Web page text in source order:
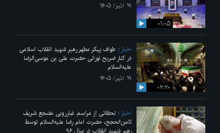
۰۱:۰۵
۱۹ /تیر/ ۱۴۰۵
۰۲:۲۰
اخبار
طواف پیکر مطهر رهبر شهید انقلاب اسلامی
در کنار ضریح نورانی حضرت علی‌ بن موسی‌الرضا
علیه‌السلام
۱۹ /تیر/ ۱۴۰۵
اخبار
لحظاتی از مراسم غبارروبی مضجع شریف
ثامن‌الحجج، حضرت امام رضا علیه‌السلام توسط
رهبر شهید انقلاب در سال ۹۶